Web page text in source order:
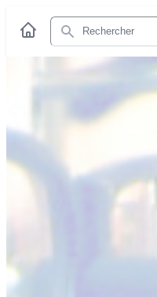
Rechercher